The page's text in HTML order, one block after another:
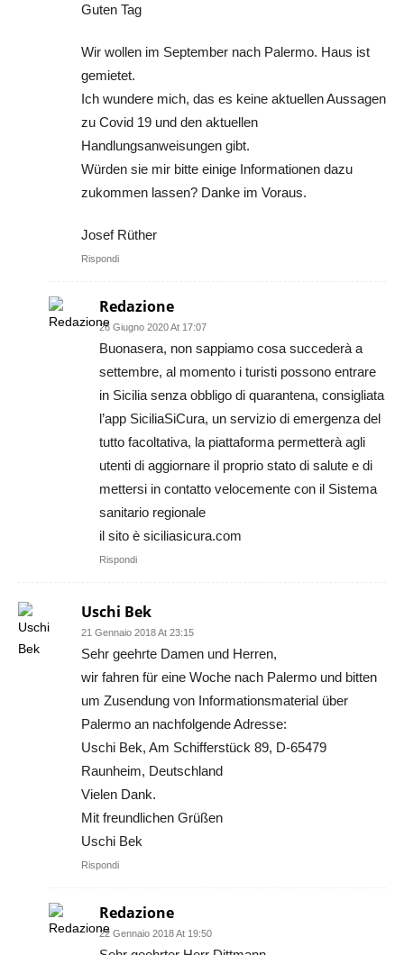
Guten Tag
Wir wollen im September nach Palermo. Haus ist
gemietet.
Ich wundere mich, das es keine aktuellen Aussagen
zu Covid 19 und den aktuellen
Handlungsanweisungen gibt.
Würden sie mir bitte einige Informationen dazu
zukommen lassen? Danke im Voraus.
Josef Rüther
Rispondi
Redazione
26 Giugno 2020 At 17:07
Buonasera, non sappiamo cosa succederà a
settembre, al momento i turisti possono entrare
in Sicilia senza obbligo di quarantena, consigliata
l’app SiciliaSiCura, un servizio di emergenza del
tutto facoltativa, la piattaforma permetterà agli
utenti di aggiornare il proprio stato di salute e di
mettersi in contatto velocemente con il Sistema
sanitario regionale
il sito è siciliasicura.com
Rispondi
Uschi Bek
21 Gennaio 2018 At 23:15
Sehr geehrte Damen und Herren,
wir fahren für eine Woche nach Palermo und bitten
um Zusendung von Informationsmaterial über
Palermo an nachfolgende Adresse:
Uschi Bek, Am Schifferstück 89, D-65479
Raunheim, Deutschland
Vielen Dank.
Mit freundlichen Grüßen
Uschi Bek
Rispondi
Redazione
22 Gennaio 2018 At 19:50